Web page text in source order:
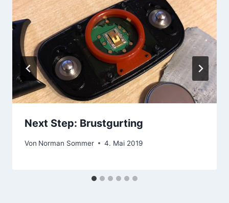
Next Step: Brustgurting
Von Norman Sommer 4. Mai 2019